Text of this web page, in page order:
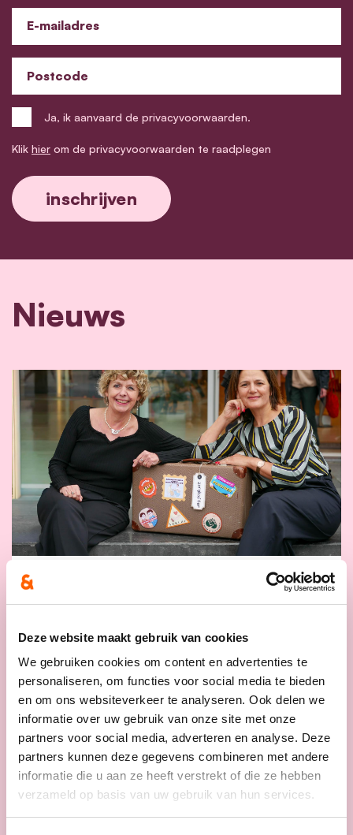
Deze website maakt gebruik van cookies
We gebruiken cookies om content en advertenties te
personaliseren, om functies voor social media te bieden
en om ons websiteverkeer te analyseren. Ook delen we
informatie over uw gebruik van onze site met onze
partners voor social media, adverteren en analyse. Deze
partners kunnen deze gegevens combineren met andere
informatie die u aan ze heeft verstrekt of die ze hebben
verzameld op basis van uw gebruik van hun services.
E-mailadres
Postcode
Ja, ik aanvaard de privacyvoorwaarden.
Klik hier om de privacyvoorwaarden te raadplegen
Nieuws
voor mantelzorgers: minder
drempels, meer
ondersteuning en meer
flexibiliteit.
Mantelzorgers zijn de stille helden van
onze samenleving. Zonder hun bijdrage
valt heel ons zorgsysteem in elkaar.Als
het van cd&v afhangt verdienen
mantelzorgers daarom niet alleen meer